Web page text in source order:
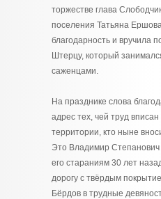
торжестве глава
поселения Татьяна
благодарность и вручила
Штерцу, который
саженцами.
На празднике слова
адрес тех, чей труд
территории, кто ныне
Это Владимир Степанович
его стараниям 30 лет
дорогу с твёрдым
Бёрдов в трудные